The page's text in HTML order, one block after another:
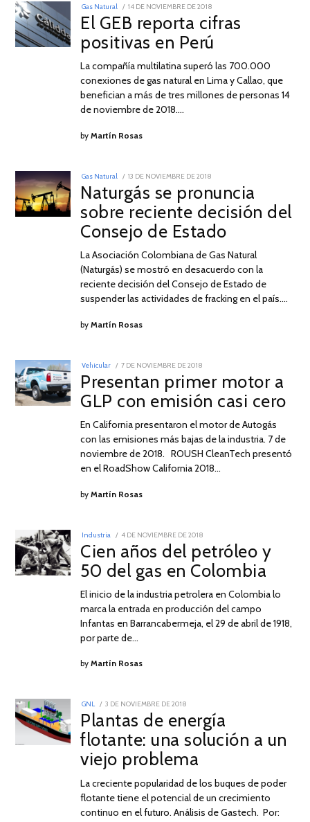
Gas Natural
POSTED
ON
14 DE NOVIEMBRE DE 2018
El GEB reporta cifras
positivas en Perú
La compañía multilatina superó las 700.000
conexiones de gas natural en Lima y Callao, que
benefician a más de tres millones de personas 14
de noviembre de 2018.…
byMartín Rosas
Gas Natural
POSTED
ON
13 DE NOVIEMBRE DE 2018
Naturgás se pronuncia
sobre reciente decisión del
Consejo de Estado
La Asociación Colombiana de Gas Natural
(Naturgás) se mostró en desacuerdo con la
reciente decisión del Consejo de Estado de
suspender las actividades de fracking en el país.…
byMartín Rosas
Vehicular
POSTED
7 DE NOVIEMBRE DE 2018
ABRIL
DE
2019
Presentan primer motor a
GLP con emisión casi cero
En California presentaron el motor de Autogás
con las emisiones más bajas de la industria. 7 de
noviembre de 2018. ROUSH CleanTech presentó
en el RoadShow California 2018…
byMartín Rosas
Industria
POSTED
4 DE NOVIEMBRE DE 2018
Cien años del petróleo y
50 del gas en Colombia
El inicio de la industria petrolera en Colombia lo
marca la entrada en producción del campo
Infantas en Barrancabermeja, el 29 de abril de 1918,
por parte de…
byMartín Rosas
GNL
POSTED
3 DE NOVIEMBRE DE 2018
Plantas de energía
flotante: una solución a un
viejo problema
La creciente popularidad de los buques de poder
flotante tiene el potencial de un crecimiento
continuo en el futuro. Análisis de Gastech. Por: